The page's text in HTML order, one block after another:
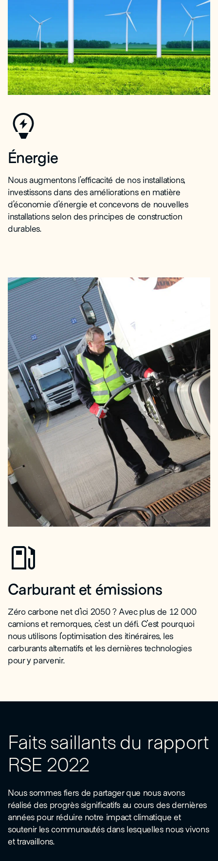
Énergie
Nous augmentons l’efficacité de nos installations,
investissons dans des améliorations en matière
d’économie d’énergie et concevons de nouvelles
installations selon des principes de construction
durables.
Carburant et émissions
Zéro carbone net d'ici 2050 ? Avec plus de 12 000
camions et remorques, c'est un défi. C'est pourquoi
nous utilisons l'optimisation des itinéraires, les
carburants alternatifs et les dernières technologies
pour y parvenir.
Faits saillants du rapport
RSE 2022
Nous sommes fiers de partager que nous avons
réalisé des progrès significatifs au cours des dernières
années pour réduire notre impact climatique et
soutenir les communautés dans lesquelles nous vivons
et travaillons.